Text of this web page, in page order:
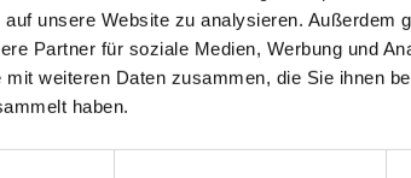
auf unsere Website zu analysieren. Außerdem
Partner für soziale Medien, Werbung und
mit weiteren Daten zusammen, die Sie ihnen
haben.
von
in